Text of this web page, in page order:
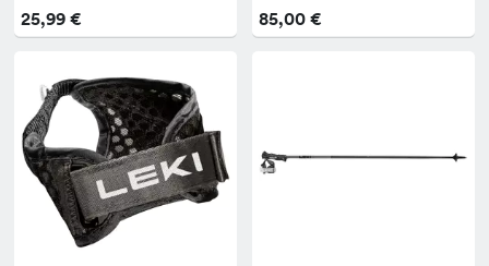
25,99 € 85,00 €